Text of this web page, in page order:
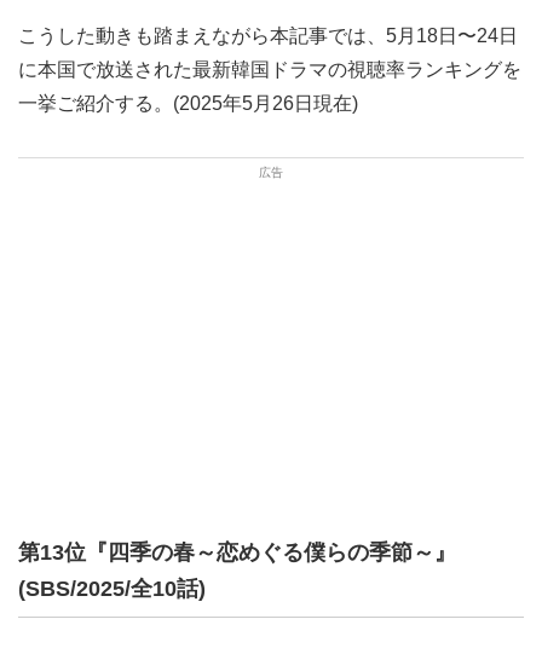
こうした動きも踏まえながら本記事では、5月18日〜24日
に本国で放送された最新韓国ドラマの視聴率ランキングを
一挙ご紹介する。(2025年5月26日現在)
第13位『四季の春～恋めぐる僕らの季節～』
(SBS/2025/全10話)